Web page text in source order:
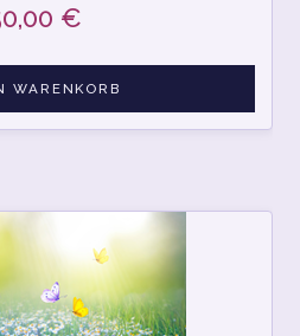
€
WARENKORB